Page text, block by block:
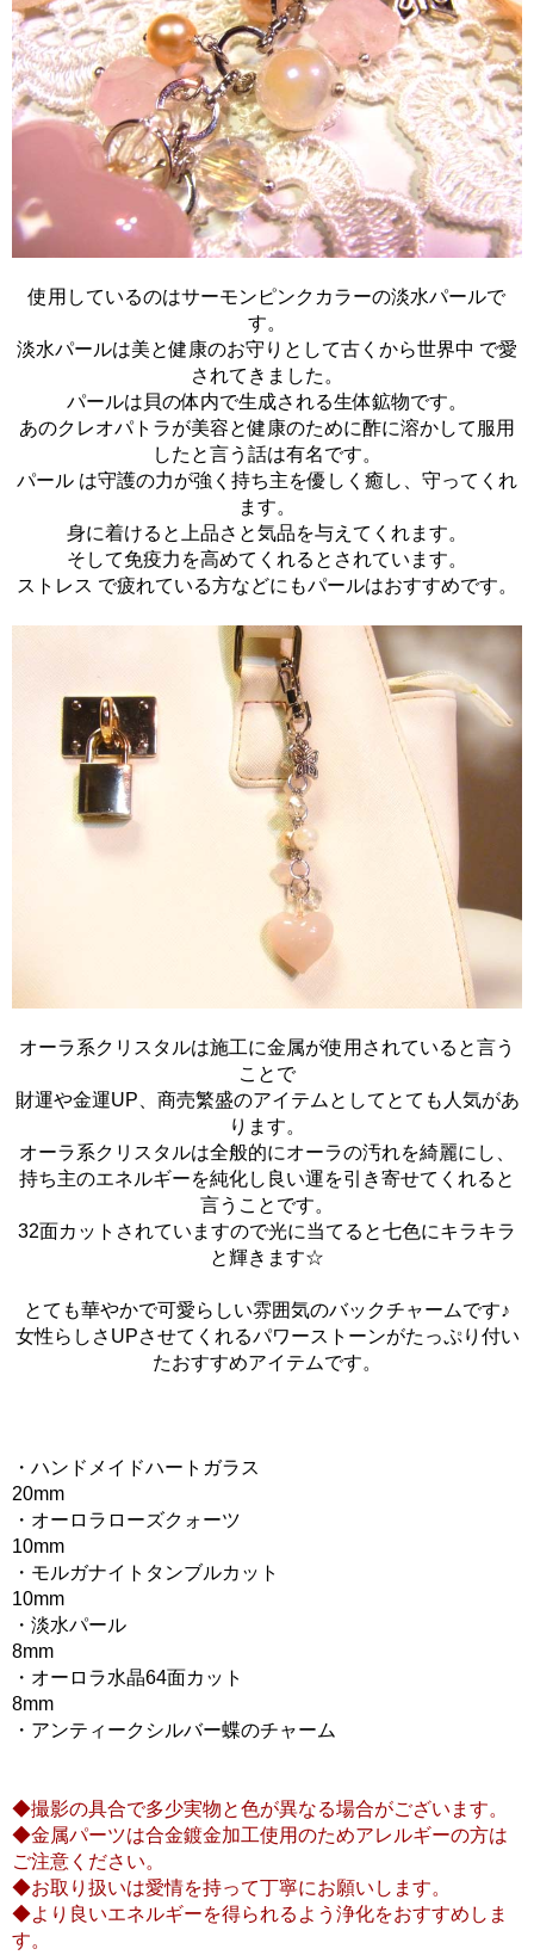
使用しているのはサーモンピンクカラーの淡水パールで
す。
淡水パールは美と健康のお守りとして古くから世界中 で愛
されてきました。
パールは貝の体内で生成される生体鉱物です。
あのクレオパトラが美容と健康のために酢に溶かして服用
したと言う話は有名です。
パール は守護の力が強く持ち主を優しく癒し、守ってくれ
ます。
身に着けると上品さと気品を与えてくれます。
そして免疫力を高めてくれるとされています。
ストレス で疲れている方などにもパールはおすすめです。
オーラ系クリスタルは施工に金属が使用されていると言う
ことで
財運や金運UP、商売繁盛のアイテムとしてとても人気があ
ります。
オーラ系クリスタルは全般的にオーラの汚れを綺麗にし、
持ち主のエネルギーを純化し良い運を引き寄せてくれると
言うことです。
32面カットされていますので光に当てると七色にキラキラ
と輝きます☆
とても華やかで可愛らしい雰囲気のバックチャームです♪
女性らしさUPさせてくれるパワーストーンがたっぷり付い
たおすすめアイテムです。
・ハンドメイドハートガラス
20mm
・オーロラローズクォーツ
10mm
・モルガナイトタンブルカット
10mm
・淡水パール
8mm
・オーロラ水晶64面カット
8mm
・アンティークシルバー蝶のチャーム
◆撮影の具合で多少実物と色が異なる場合がございます。
◆金属パーツは合金鍍金加工使用のためアレルギーの方は
ご注意ください。
◆お取り扱いは愛情を持って丁寧にお願いします。
◆より良いエネルギーを得られるよう浄化をおすすめしま
す。